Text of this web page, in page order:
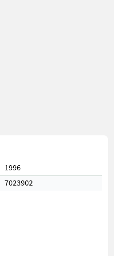
1996
7023902